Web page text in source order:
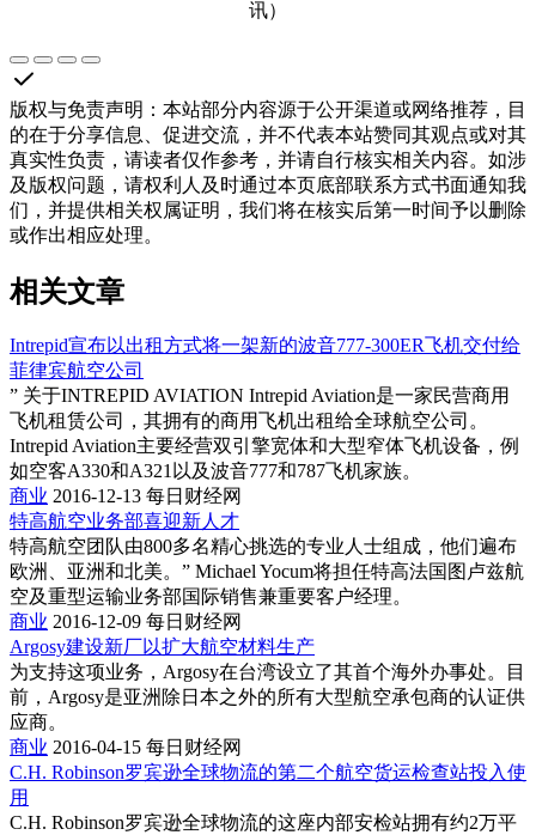
讯）
版权与免责声明 ： 本站部分内容源于公开渠道或网络推荐，目
的在于分享信息、促进交流，并不代表本站赞同其观点或对其
真实性负责，请读者仅作参考，并请自行核实相关内容。如涉
及版权问题，请权利人及时通过本页底部联系方式书面通知我
们，并提供相关权属证明，我们将在核实后第一时间予以删除
或作出相应处理。
相关文章
Intrepid宣布以出租方式将一架新的波音777-300ER飞机交付给
菲律宾航空公司
” 关于INTREPID AVIATION Intrepid Aviation是一家民营商用
飞机租赁公司，其拥有的商用飞机出租给全球航空公司。
Intrepid Aviation主要经营双引擎宽体和大型窄体飞机设备，例
如空客A330和A321以及波音777和787飞机家族。
商业 2016-12-13 每日财经网
特高航空业务部喜迎新人才
特高航空团队由800多名精心挑选的专业人士组成，他们遍布
欧洲、亚洲和北美。” Michael Yocum将担任特高法国图卢兹航
空及重型运输业务部国际销售兼重要客户经理。
商业 2016-12-09 每日财经网
Argosy建设新厂以扩大航空材料生产
为支持这项业务，Argosy在台湾设立了其首个海外办事处。目
前，Argosy是亚洲除日本之外的所有大型航空承包商的认证供
应商。
商业 2016-04-15 每日财经网
C.H. Robinson罗宾逊全球物流的第二个航空货运检查站投入使
用
C.H. Robinson罗宾逊全球物流的这座内部安检站拥有约2万平